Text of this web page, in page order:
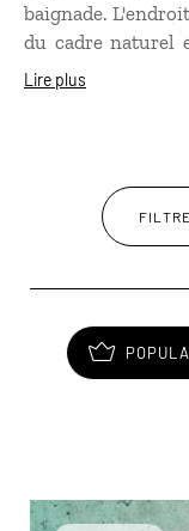
baignade.
du cadre naturel
de la plus grande
Lire plus